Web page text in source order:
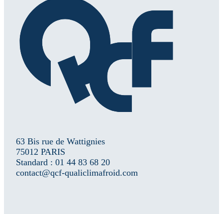
63 Bis rue de Wattignies
75012 PARIS
Standard : 01 44 83 68 20
contact@qcf-qualiclimafroid.com